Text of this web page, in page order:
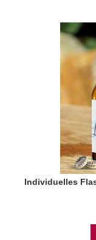
Individuelles